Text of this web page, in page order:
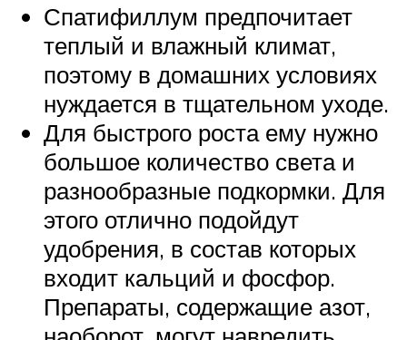
Спатифиллум предпочитает
теплый и влажный климат,
поэтому в домашних условиях
нуждается в тщательном уходе.
Для быстрого роста ему нужно
большое количество света и
разнообразные подкормки. Для
этого отлично подойдут
удобрения, в состав которых
входит кальций и фосфор.
Препараты, содержащие азот,